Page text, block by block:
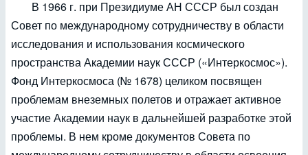
В 1966 г. при Президиуме АН СССР был создан
Совет по международному сотрудничеству в области
исследования и использования космического
пространства Академии наук СССР («Интеркосмос»).
Фонд Интеркосмоса (№ 1678) целиком посвящен
проблемам внеземных полетов и отражает активное
участие Академии наук в дальнейшей разработке этой
проблемы. В нем кроме документов Совета по